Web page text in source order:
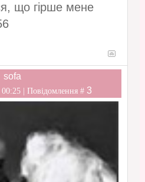
що гірше мене
sofa
| Повідомлення # 3